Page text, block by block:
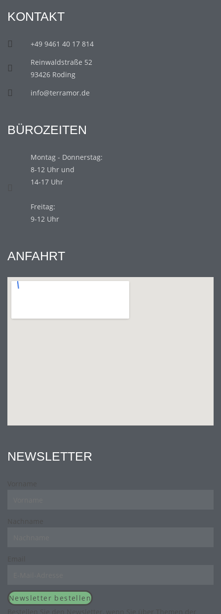
KONTAKT
+49 9461 40 17 814
Reinwaldstraße 52
93426 Roding
info@terramor.de
BÜROZEITEN
Montag - Donnerstag:
8-12 Uhr und
14-17 Uhr
Freitag:
9-12 Uhr
ANFAHRT
NEWSLETTER
Newsletter bestellen